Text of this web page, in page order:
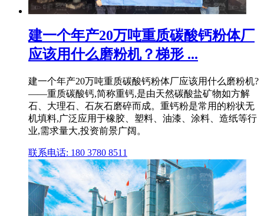
建一个年产20万吨重质碳酸钙粉体厂
应该用什么磨粉机？梯形 ...
建一个年产20万吨重质碳酸钙粉体厂应该用什么磨粉机?
——重质碳酸钙,简称重钙,是由天然碳酸盐矿物如方解
石、大理石、石灰石磨碎而成。重钙粉是常用的粉状无
机填料,广泛应用于橡胶、塑料、油漆、涂料、造纸等行
业,需求量大,投资前景广阔。
联系电话: 180 3780 8511